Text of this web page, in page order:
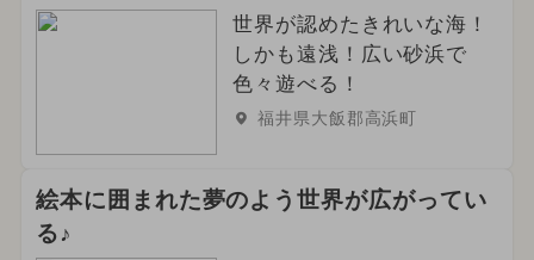
世界が認めたきれいな海！
しかも遠浅！広い砂浜で
色々遊べる！
福井県大飯郡高浜町
絵本に囲まれた夢のよう世界が広がってい
る♪